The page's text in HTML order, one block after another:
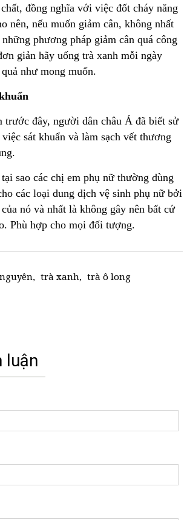
đồng nghĩa với việc đốt cháy năng
nên, nếu muốn giảm cân, không nhất
phương pháp giảm cân quá công
giản hãy uống trà xanh mỗi ngày
như mong muốn.
trước đây, người dân châu Á đã biết sử
sát khuẩn và làm sạch vết thương
sao các chị em phụ nữ thường dùng
các loại dung dịch vệ sinh phụ nữ bởi
nó và nhất là không gây nên bất cứ
Phù hợp cho mọi đối tượng.
, trà xanh, trà ô long
luận